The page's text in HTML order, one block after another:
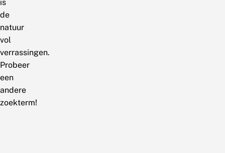
is
de
natuur
vol
verrassingen.
Probeer
een
andere
zoekterm!